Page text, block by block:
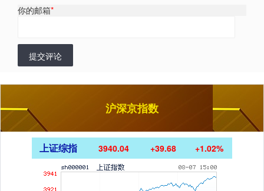
你的邮箱*
提交评论
沪深京指数
上证综指 3940.04 +39.68 +1.02%